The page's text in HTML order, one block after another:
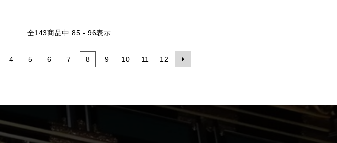
全143商品中85 - 96表示
4 5 6 7 8 9 10 11 12